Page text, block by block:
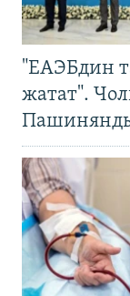
"ЕАЭБдин
жатат".